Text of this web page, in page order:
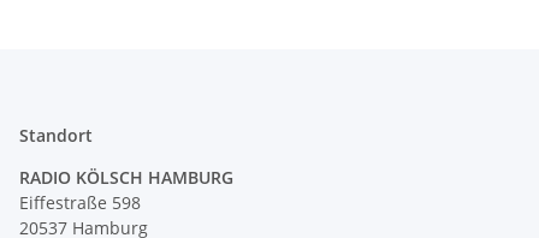
Standort
RADIO KÖLSCH HAMBURG
Eiffestraße 598
20537 Hamburg